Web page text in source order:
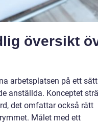
översikt
arbetsplatsen på ett
anställda. Konceptet
det omfattar också rätt
Målet med ett